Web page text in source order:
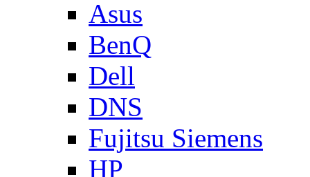
Asus
BenQ
Dell
DNS
Fujitsu Siemens
HP